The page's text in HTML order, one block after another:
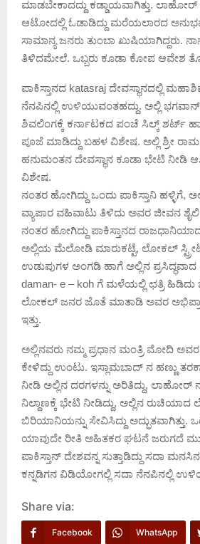
ಮಾಡಬೇಕಾದದ್ದು ಕಡ್ಡಾಯವಾಗಿತ್ತು.
ಆಟೋದಲ್ಲಿ ಓಡಾಡಿದ್ದು ಮರೆಯಲಾರದ
ಸಾಮಾನ್ಯ ಜನರು ತುಂಬಾ ಖುಷಿಯಾಗಿದ್ದರು.
ತಿಳಿದಮೇಲೆ. ಒಬ್ಬರು ಕೂಡಾ ಕೋಪ ಆವೇಶ
ಪಾಕಿಸ್ತಾನದ katasraj ದೇವಸ್ಥಾನದಲ್ಲಿ
ನೆನಪಿನಲ್ಲಿ ಉಳಿಯುವಂತಹದ್ದು. ಅಲ್ಲಿ ಭಗವಾನ್
ಶಿವಲಿಂಗಕ್ಕೆ ಕರ್ನಾಟಕದ ಪಂಚೆ ಸಿಲ್ಕ್ ಶರ್ಟ್
ಪೂಜೆ ಮಾಡಿದ್ದು ಬಹಳ ವಿಶೇಷ. ಅಲ್ಲಿ ಶ್ರೀ
ಹನುಮಂತನ ದೇವಸ್ಥಾನ ಕೂಡಾ ಭೇಟಿ ನೀಡಿ
ವಿಶೇಷ.
ನಂತರ ಹೋಗಿದ್ದು ಒಂದು ಪಾಕಿಸ್ತಾನಿ ಹಳ್ಳಿಗೆ,
ವ್ಯಾಪಾರ ವಹಿವಾಟು ತಿಳಿದು ಅವರ ಜೀವನ ಶೈಲಿ
ನಂತರ ಹೋಗಿದ್ದು ಪಾಕಿಸ್ತಾನದ
ಅಲ್ಲಿಯ ಮೆಲೋಡಿ ಮಾರುಕಟ್ಟೆ, ಲೋಕಲ್
ಉಡುಪುಗಳ ಅಂಗಡಿ ಹಾಗೆ ಅಲ್ಲಿನ
daman- e – koh ಗೆ ಮಳೆಯಲ್ಲಿ ಛತ್ರಿ ಹಿಡಿದು
ಲೋಕಲ್ ಜನರ ಜೊತೆ ಮಾತಾಡಿ ಅವರ
ಇತ್ತು.
ಅಲ್ಲಿನವರು ನಮ್ಮ ಪ್ರಧಾನ ಮಂತ್ರಿ ಮೋದಿ ಅವರ
ಕೇಳಿದ್ದು ಉಂಟು. ಇಸ್ಲಾಮಬಾದ್ ನ ಹಣ್ಣು
ನೀಡಿ ಅಲ್ಲಿನ ದರಗಳನ್ನು ಅರಿತಿದ್ದು, ಲಾಹೋರ್
ನಿಲ್ದಾಣಕ್ಕೆ ಭೇಟಿ ನೀಡಿದ್ದು, ಅಲ್ಲಿನ
ಬಿರಿಯಾನಿಯನ್ನು ಸೇವಿಸಿದ್ದು ಅದ್ಭುತವಾಗಿತ್ತು.
ಯಾವುದೇ ರೀತಿ ಅಹಿತಕರ ಘಟನೆ ಜರುಗದೆ
ಪಾಕಿಸ್ತಾನ್ ದೇಶವನ್ನ ಸುತ್ತಾಡಿದ್ದು ಸದಾ
ಕನ್ನಡಿಗನ ವಿಡಿಯೋಗಲ್ಲಿ ಸದಾ ನೆನಪಿನಲ್ಲಿ
Share via:
Facebook WhatsApp